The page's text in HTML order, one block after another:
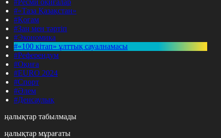
#«Таза Қазақстан»
#Қоғам
#Заң мен тәртіп
#Экономика
#«100 кітап» ұлттық сауалнамасы
#Референдум
#Оқиға
#EURO 2024
#Спорт
#Әлем
#Денсаулық
табылмады
мұрағаты